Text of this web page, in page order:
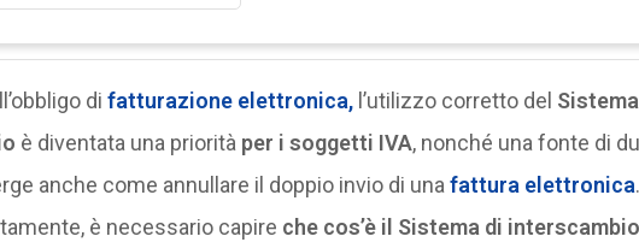
di fatturazione elettronica,l’utilizzo corretto del
è diventata una priorità per i soggetti IVA, nonché una fonte di
anche come annullare il doppio invio di una fattura elettronica
è necessario capire che cos’è il Sistema di